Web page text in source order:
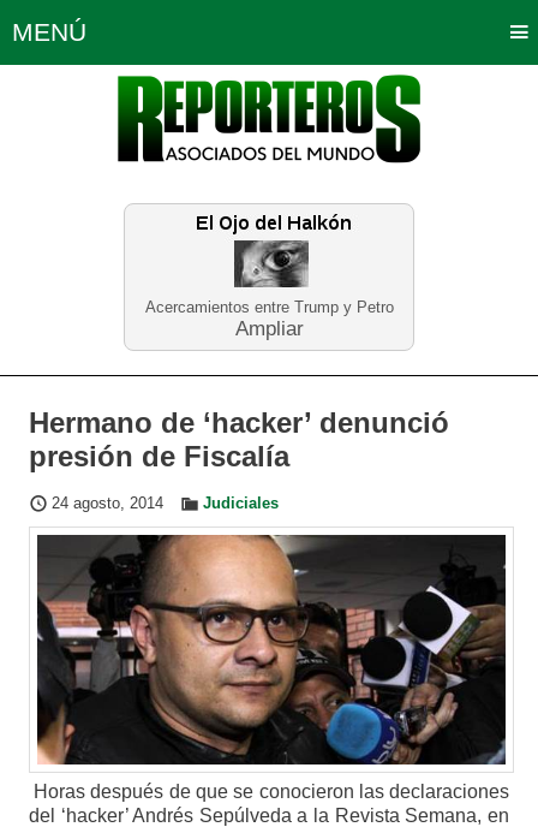
Acercamientos entre Trump y Petro
Ampliar
MENÚ
Política Opinión Bogotá
Planeta Tierra Deportes
Educación Neira
Hermano de ‘hacker’ denunció
presión de Fiscalía
24 agosto, 2014 Judiciales
Horas después de que se conocieron las declaraciones
del ‘hacker’ Andrés Sepúlveda a la Revista Semana, en